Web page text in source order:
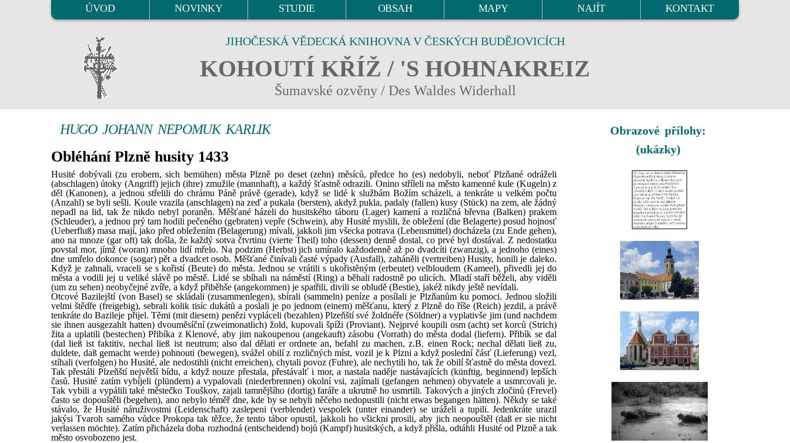
ÚVOD NOVINKY STUDIE OBSAH MAPY NAJÍT KONTAKT
JIHOČESKÁ VĚDECKÁ KNIHOVNA V ČESKÝCH BUDĚJOVICÍCH
KOHOUTÍ KŘÍŽ / 'S HOHNAKREIZ
Šumavské ozvěny / Des Waldes Widerhall
HUGO JOHANN NEPOMUK KARLIK
Obléhání Plzně husity 1433
Husité dobývali (zu erobern, sich bemühen) města Plzně po deset (zehn) měsíců, předce ho (es) nedobyli, neboť Plzňané odráželi
(abschlagen) útoky (Angriff) jejich (ihre) zmužile (mannhaft), a každý šťastně odrazili. Onino stříleli na město kamenné kule (Kugeln) z
děl (Kanonen), a jednou střelili do chrámu Páně právě (gerade), když se lidé k službám Božím scházeli, a tenkráte u velkém počtu
(Anzahl) se byli sešli. Koule vrazila (anschlagen) na zeď a pukala (bersten), akdyž pukla, padaly (fallen) kusy (Stück) na zem, ale žádný
nepadl na lid, tak že nikdo nebyl poraněn. Měšťané házeli do husitského táboru (Lager) kamení a rozličná břevna (Balken) prakem
(Schleuder), a jednou prý tam hodili pečeného (gebraten) vepře (Schwein), aby Husité myslili, že obležení (die Belagerte) posud hojnosť
(Ueberfluß) masa mají, jako před obležením (Belagerung) mívali, jakkoli jim všecka potrava (Lebensmittel) docházela (zu Ende gehen),
ano na mnoze (gar oft) tak došla, že každý sotva čtvrtinu (vierte Theil) toho (dessen) denně dostal, co prvé byl dostával. Z nedostatku
povstal mor, jímž (woran) mnoho lidí mřelo. Na podzim (Herbst) jich umíralo každodenně až po dvadcíti (zwanzig), a jednoho (eines)
dne umřelo dokonce (sogar) pět a dvadcet osob. Měšťané činívali časté výpady (Ausfall), zaháněli (vertreiben) Husity, honili je daleko.
Když je zahnali, vraceli se s kořistí (Beute) do města. Jednou se vrátili s ukořistěným (erbeutet) velbloudem (Kameel), přivedli jej do
města a vodili jej u veliké slávě po městě. Lidé se sbíhali na náměstí (Ring) a běhali radostně po ulicích. Mladí staří běželi, aby viděli
(um zu sehen) neobyčejné zvíře, a když přiběhše (angekommen) je spatřili, divili se obludě (Bestie), jakéž nikdy ještě nevídali.
Otcové Bazilejští (von Basel) se skládali (zusammenlegen), sbírali (sammeln) peníze a posílali je Plzňanům ku pomoci. Jednou složili
velmi štědře (freigebig), sebrali kolik tisíc dukátů a poslali je po jednom (einem) měšťanu, který z Plzně do říše (Reich) jezdil, a právě
tenkráte do Bazileje přijel. Těmi (mit diesem) penězi vypláceli (bezahlen) Plzeňští své žoldnéře (Söldner) a vyplativše jim (und nachdem
sie ihnen ausgezahlt hatten) dvouměsíční (zweimonatlich) žold, kupovali špíži (Proviant). Nejprvé koupili osm (acht) set korců (Strich)
žita a uplatili (bestechen) Přibíka z Klenové, aby jim nakoupenou (angekauft) zásobu (Vorrath) do města dodal (liefern). Přibík se dal
(dal ließ ist faktitiv, nechal ließ ist neutrum; also dal dělati er ordnete an, befahl zu machen, z.B. einen Rock; nechal dělati ließ zu,
duldete, daß gemacht werde) pohnouti (bewegen), svážel obilí z rozličných míst, vozil je k Plzni a když poslední čásť (Lieferung) vezl,
stíhali (verfolgen) ho Husité, ale nedostihli (nicht erreichen), chytali povoz (Fuhre), ale nechytili ho, tak že obilí šťastně do města dovezl.
Tak přestáli Plzeňští největší bídu, a když nouze přestala, přestávalť i mor, a nastala naděje nastávajících (künftig, beginnend) lepších
časů. Husité zatím vybíjeli (plündern) a vypalovali (niederbrennen) okolní vsi, zajímali (gefangen nehmen) obyvatele a usmrcovali je.
Tak vybili a vypálili také městečko Touškov, zajali tamnějšího (dortig) faráře a ukrutně ho usmrtili. Takových a jiných zločinů (Frevel)
často se dopouštěli (begehen), ano nebylo téměř dne, kde by se nebyli něčeho nedopustili (nicht etwas begangen hätten). Někdy se také
stávalo, že Husité náruživostmi (Leidenschaft) zaslepeni (verblendet) vespolek (unter einander) se uráželi a tupili. Jedenkráte urazil
jakýsi Tvaroh samého vůdce Prokopa tak těžce, že tento tábor opustil, jakkoli ho všickni prosili, aby jich neopouštěl (daß er sie nicht
verlassen möchte). Zatím přicházela doba rozhodná (entscheidend) bojů (Kampf) husitských, a když přišla, odtáhli Husité od Plzně a tak
město osvobozeno jest.
Obrazové přílohy:
(ukázky)